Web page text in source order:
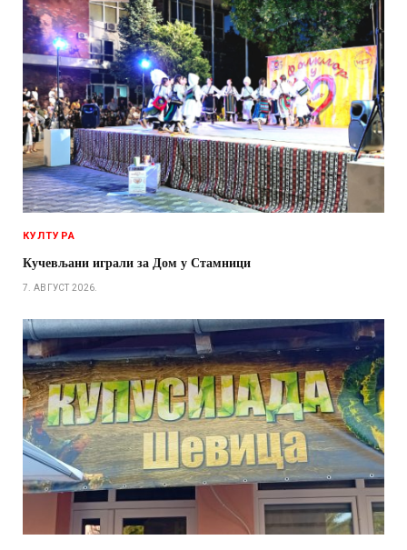
КУЛТУРА
Кучевљани играли за Дом у Стамници
7. АВГУСТ 2026.